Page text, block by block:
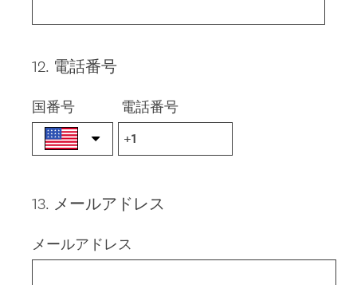
Question
12. 電話番号
国番号 電話番号
Question
13. メールアドレス
メールアドレス